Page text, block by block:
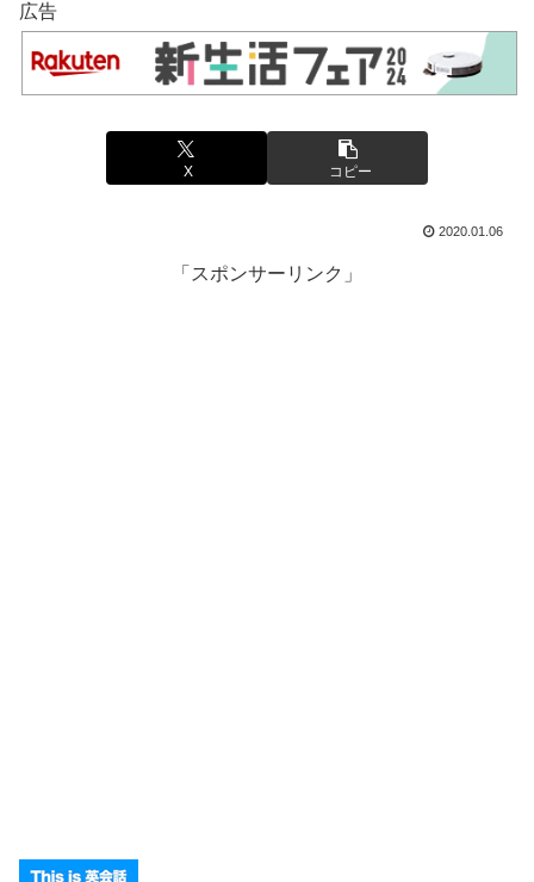
広告
X コピー
2020.01.06
「スポンサーリンク」